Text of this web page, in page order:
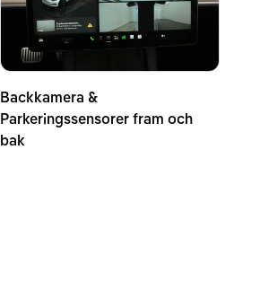
Backkamera &
Parkeringssensorer fram och
bak